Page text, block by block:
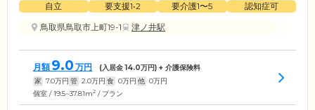
自立 要支援1•2 要介護1〜5
認知症可
鳥取県鳥取市上町19-1
津ノ井駅
月額 9.0 万円 (入居金14.0万円) + 介護保険料
家 7.0万円 管 2.0万円 食 0万円 他 0万円
個室 / 19.5~37.81m2 / プラン